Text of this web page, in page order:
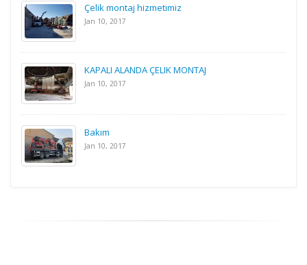
Çelik montaj hizmetimiz
Jan 10, 2017
KAPALI ALANDA ÇELIK MONTAJ
Jan 10, 2017
Bakım
Jan 10, 2017